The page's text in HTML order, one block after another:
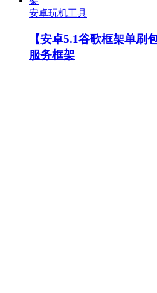
安卓玩机工具
【安卓5.1谷歌框架单刷
服务框架